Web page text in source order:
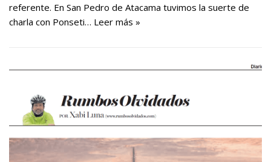
referente. En San Pedro de Atacama tuvimos la suerte de
charla con Ponseti… Leer más »